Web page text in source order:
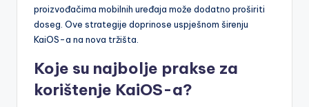
proizvođačima mobilnih uređaja može dodatno proširiti
doseg. Ove strategije doprinose uspješnom širenju
KaiOS-a na nova tržišta.
Koje su najbolje prakse za
korištenje KaiOS-a?